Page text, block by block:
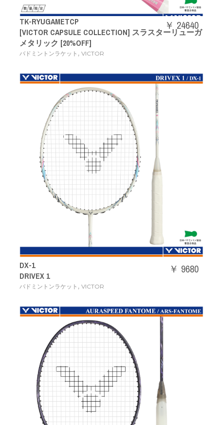
TK-RYUGAMETCP
[VICTOR CAPSULE COLLECTION] スラスターリューガ
メタリック [20%OFF]
バドミントンラケット , VICTOR
￥ 24640
DX-1
DRIVEX 1
バドミントンラケット , VICTOR
￥ 9680